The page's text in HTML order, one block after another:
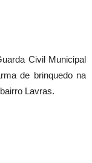
Civil Municipal
de brinquedo na
Lavras.